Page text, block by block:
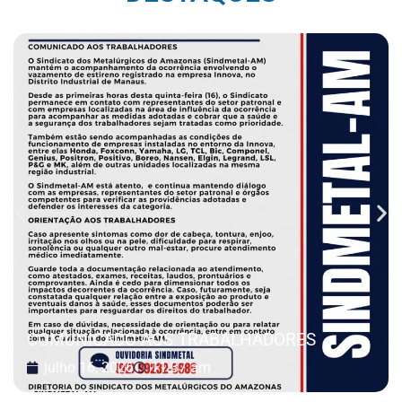
COMUNICADO AOS TRABALHADORES
julho 16, 2026 11:37 am